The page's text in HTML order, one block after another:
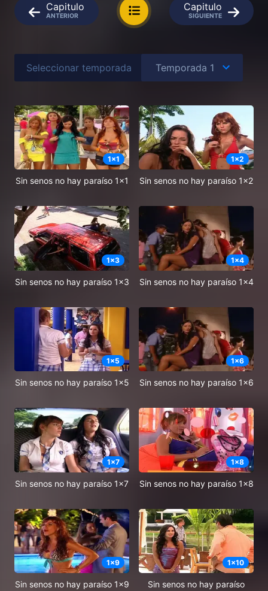
Capitulo
ANTERIOR
Capitulo
SIGUIENTE
Seleccionar temporada
1x1
Sin senos no hay paraíso 1x1
1x2
Sin senos no hay paraíso 1x2
1x3
Sin senos no hay paraíso 1x3
1x4
Sin senos no hay paraíso 1x4
1x5
Sin senos no hay paraíso 1x5
1x6
Sin senos no hay paraíso 1x6
1x7
Sin senos no hay paraíso 1x7
1x8
Sin senos no hay paraíso 1x8
1x9
Sin senos no hay paraíso 1x9
1x10
Sin senos no hay paraíso